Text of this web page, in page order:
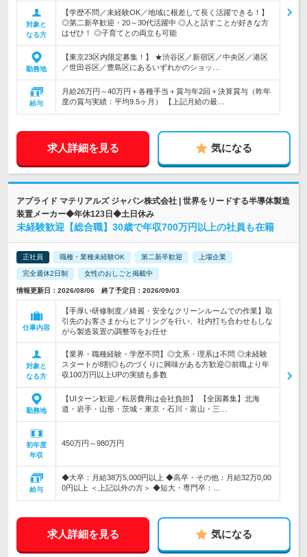
対象と
なる方
【学歴不問／未経験OK／地域に根差して長く活躍できる！】
◎第二新卒歓迎・20～30代活躍中 ◎人と話すことが好きな方
はぜひ！ ◎子育てとの両立も可能
勤務地
【東京23区内限定募集！】 ★渋谷区／新宿区／中央区／港区
／世田谷区／豊島区にあるいずれかのショッ…
給与
月給26万円～40万円＋各種手当＋賞与年2回＋決算賞与（昨年
度の賞与実績：平均9.5ヶ月） 【上記月給の最…
求人詳細を見る 気になる
アプライド マテリアルズ ジャパン株式会社 | 世界をリードする半導体製造
装置メーカー◆年休123日◆土日休み
未経験歓迎【総合職】30歳で年収700万円以上の社員も在籍
正社員 職種・業種未経験OK 第二新卒歓迎 上場企業
完全週休2日制 女性のおしごと掲載中
情報更新日：2026/08/06 終了予定日：2026/09/03
仕事内容
【手厚い研修制度／綺麗・安全なクリーンルームでの作業】取
引先のお客さまからヒアリングを行い、社内打ち合わせもしな
がら製造装置の調整等をお任せ
対象と
なる方
【業界・職種経験・学歴不問】◎文系・理系は不問 ◎未経験
スタートが8割◎ものづくりに興味がある方歓迎◎前職より年
収100万円以上UPの実績も多数
勤務地
【UIターン歓迎／転居費用は会社負担】 【全国募集】北海
道・岩手・山形・茨城・東京・石川・富山・三…
初年度
年収
450万円～980万円
給与
◆大卒：月給38万5,000円以上 ◆高卒・その他：月給32万0,00
0円以上 ＜上記以外の方＞ ◆短大・専門卒：…
求人詳細を見る 気になる